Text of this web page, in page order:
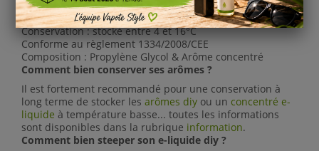
Information:
Conservation : stocké entre 4 et 16°C
Conforme au règlement 1334/2008/CEE
Composition : Propylène Glycol & Arôme concentré
Comment bien conserver ses arômes ?
Il est fortement recommandé pour une conservation à
long terme de stocker les arômes diy ou un concentré e-
liquide à température basse... toutes les informations
sont disponibles dans la rubrique information.
Comment bien steeper son e-liquide diy ?